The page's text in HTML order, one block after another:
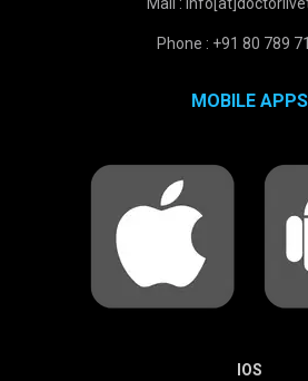
Mail :
Phone : +91 80 789
MOBILE APPS
IOS